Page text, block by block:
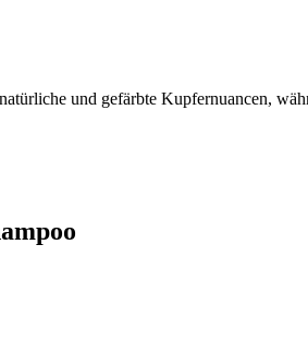
und gefärbte Kupfernuancen,